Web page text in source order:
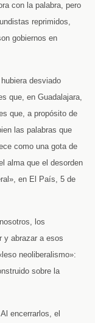
con la palabra, pero
reprimidos,
gobiernos en
desviado
que, en Guadalajara,
que, a propósito de
las palabras que
como una gota de
alma que el desorden
en El País, 5 de
los
y abrazar a esos
neoliberalismo»:
sobre la
encerrarlos, el